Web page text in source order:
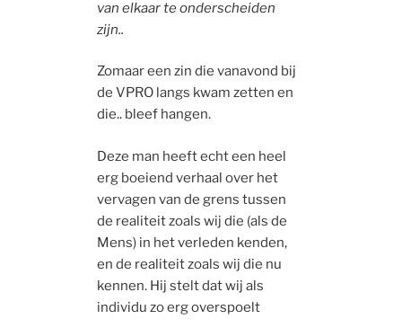
van elkaar te onderscheiden
zijn..
Zomaar een zin die vanavond bij
de VPRO langs kwam zetten en
die.. bleef hangen.
Deze man heeft echt een heel
erg boeiend verhaal over het
vervagen van de grens tussen
de realiteit zoals wij die (als de
Mens) in het verleden kenden,
en de realiteit zoals wij die nu
kennen. Hij stelt dat wij als
individu zo erg overspoelt